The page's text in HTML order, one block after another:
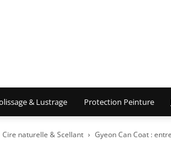
& Lustrage Protection Peinture
Cire naturelle & Scellant Gyeon Can Coat :